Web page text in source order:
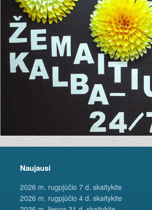
Naujausi
2026 m. rugpjūčio 7 d. skaitykite
2026 m. rugpjūčio 4 d. skaitykite